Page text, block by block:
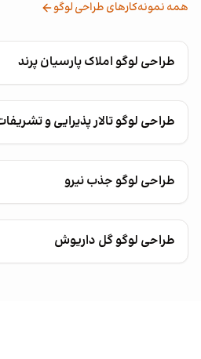
همه نمونه‌کارهای طراحی لوگو
طراحی لوگو املاک پارسیان پرند
طراحی لوگو تالار پذیرایی و
طراحی لوگو جذب نیرو
طراحی لوگو گل داریوش